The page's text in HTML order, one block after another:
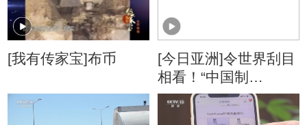
[我有传家宝]布币
[今日亚洲]令世界刮目
相看！“中国制
造”变“酷”了